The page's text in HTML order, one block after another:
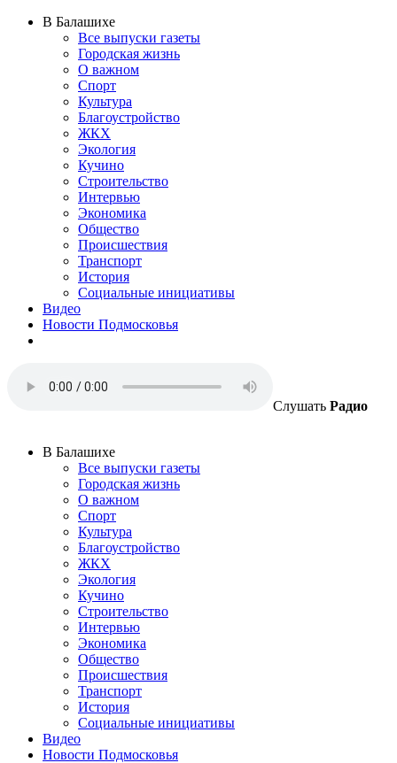
В Балашихе
Все выпуски газеты
Городская жизнь
О важном
Спорт
Культура
Благоустройство
ЖКХ
Экология
Кучино
Строительство
Интервью
Экономика
Общество
Происшествия
Транспорт
История
Социальные инициативы
Видео
Новости Подмосковья
Слушать Радио
В Балашихе
Все выпуски газеты
Городская жизнь
О важном
Спорт
Культура
Благоустройство
ЖКХ
Экология
Кучино
Строительство
Интервью
Экономика
Общество
Происшествия
Транспорт
История
Социальные инициативы
Видео
Новости Подмосковья